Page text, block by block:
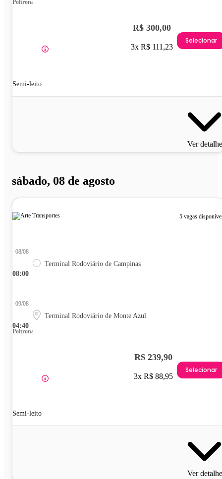
Poltrona
Semi-leito
R$ 300,00
3x R$ 111,23
Selecionar
Ver
sábado, 08 de agosto
5 vagas
08:00
08/08
Terminal Rodoviário de Campinas
04:40
09/08
Terminal Rodoviário de Monte Azul
Poltrona
Semi-leito
R$ 239,90
3x R$ 88,95
Selecionar
Ver